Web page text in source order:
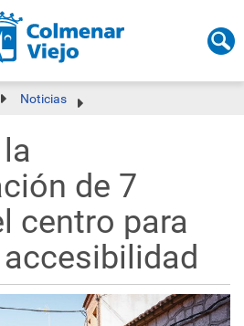
Noticias
de 7
centro para